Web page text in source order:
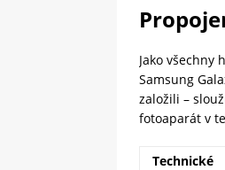
Jako všechny
Samsung
založili –
fotoaparát v
Technické